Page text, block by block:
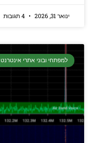
ינואר 31, 2026
למפתחי ובוני אתרי אינטרנט